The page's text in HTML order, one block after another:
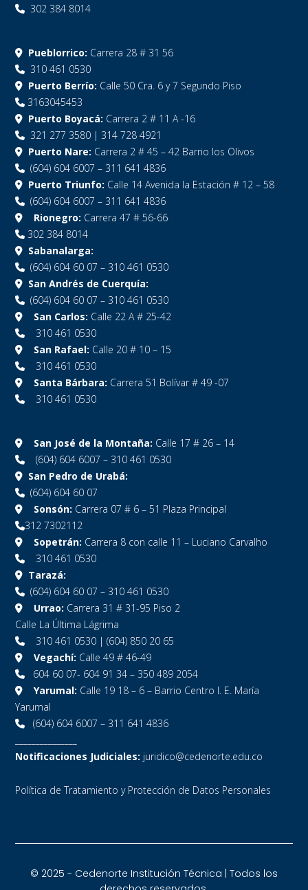
302 384 8014
Pueblorrico: Carrera 28 # 31 56
310 461 0530
Puerto Berrío: Calle 50 Cra. 6 y 7 Segundo Piso
3163045453
Puerto Boyacá: Carrera 2 # 11 A -16
321 277 3580 | 314 728 4921
Puerto Nare: Carrera 2 # 45 – 42 Barrio los Olivos
(604) 604 6007 – 311 641 4836
Puerto Triunfo: Calle 14 Avenida la Estación # 12 – 58
(604) 604 6007 – 311 641 4836
Rionegro: Carrera 47 # 56-66
302 384 8014
Sabanalarga:
(604) 604 60 07 – 310 461 0530
San Andrés de Cuerquía:
(604) 604 60 07 – 310 461 0530
San Carlos: Calle 22 A # 25-42
310 461 0530
San Rafael: Calle 20 # 10 – 15
310 461 0530
Santa Bárbara: Carrera 51 Bolívar # 49 -07
310 461 0530
San José de la Montaña: Calle 17 # 26 – 14
(604) 604 6007 – 310 461 0530
San Pedro de Urabá:
(604) 604 60 07
Sonsón: Carrera 07 # 6 – 51 Plaza Principal
312 7302112
Sopetrán: Carrera 8 con calle 11 – Luciano Carvalho
310 461 0530
Tarazá:
(604) 604 60 07 – 310 461 0530
Urrao: Carrera 31 # 31-95 Piso 2
Calle La Última Lágrima
310 461 0530 | (604) 850 20 65
Vegachí: Calle 49 # 46-49
604 60 07- 604 91 34 – 350 489 2054
Yarumal: Calle 19 18 – 6 – Barrio Centro I. E. María
Yarumal
(604) 604 6007 – 311 641 4836
Notificaciones Judiciales: juridico@cedenorte.edu.co
Política de Tratamiento y Protección de Datos Personales
© 2025 - Cedenorte Institución Técnica | Todos los